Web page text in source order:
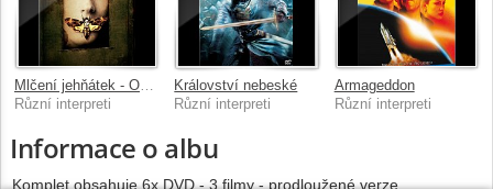
Mlčení jehňátek - Oscarová edice
Různí interpreti
Království nebeské
Různí interpreti
Armageddon
Různí interpreti
Informace o albu
Komplet obsahuje 6x DVD - 3 filmy - prodloužené verze